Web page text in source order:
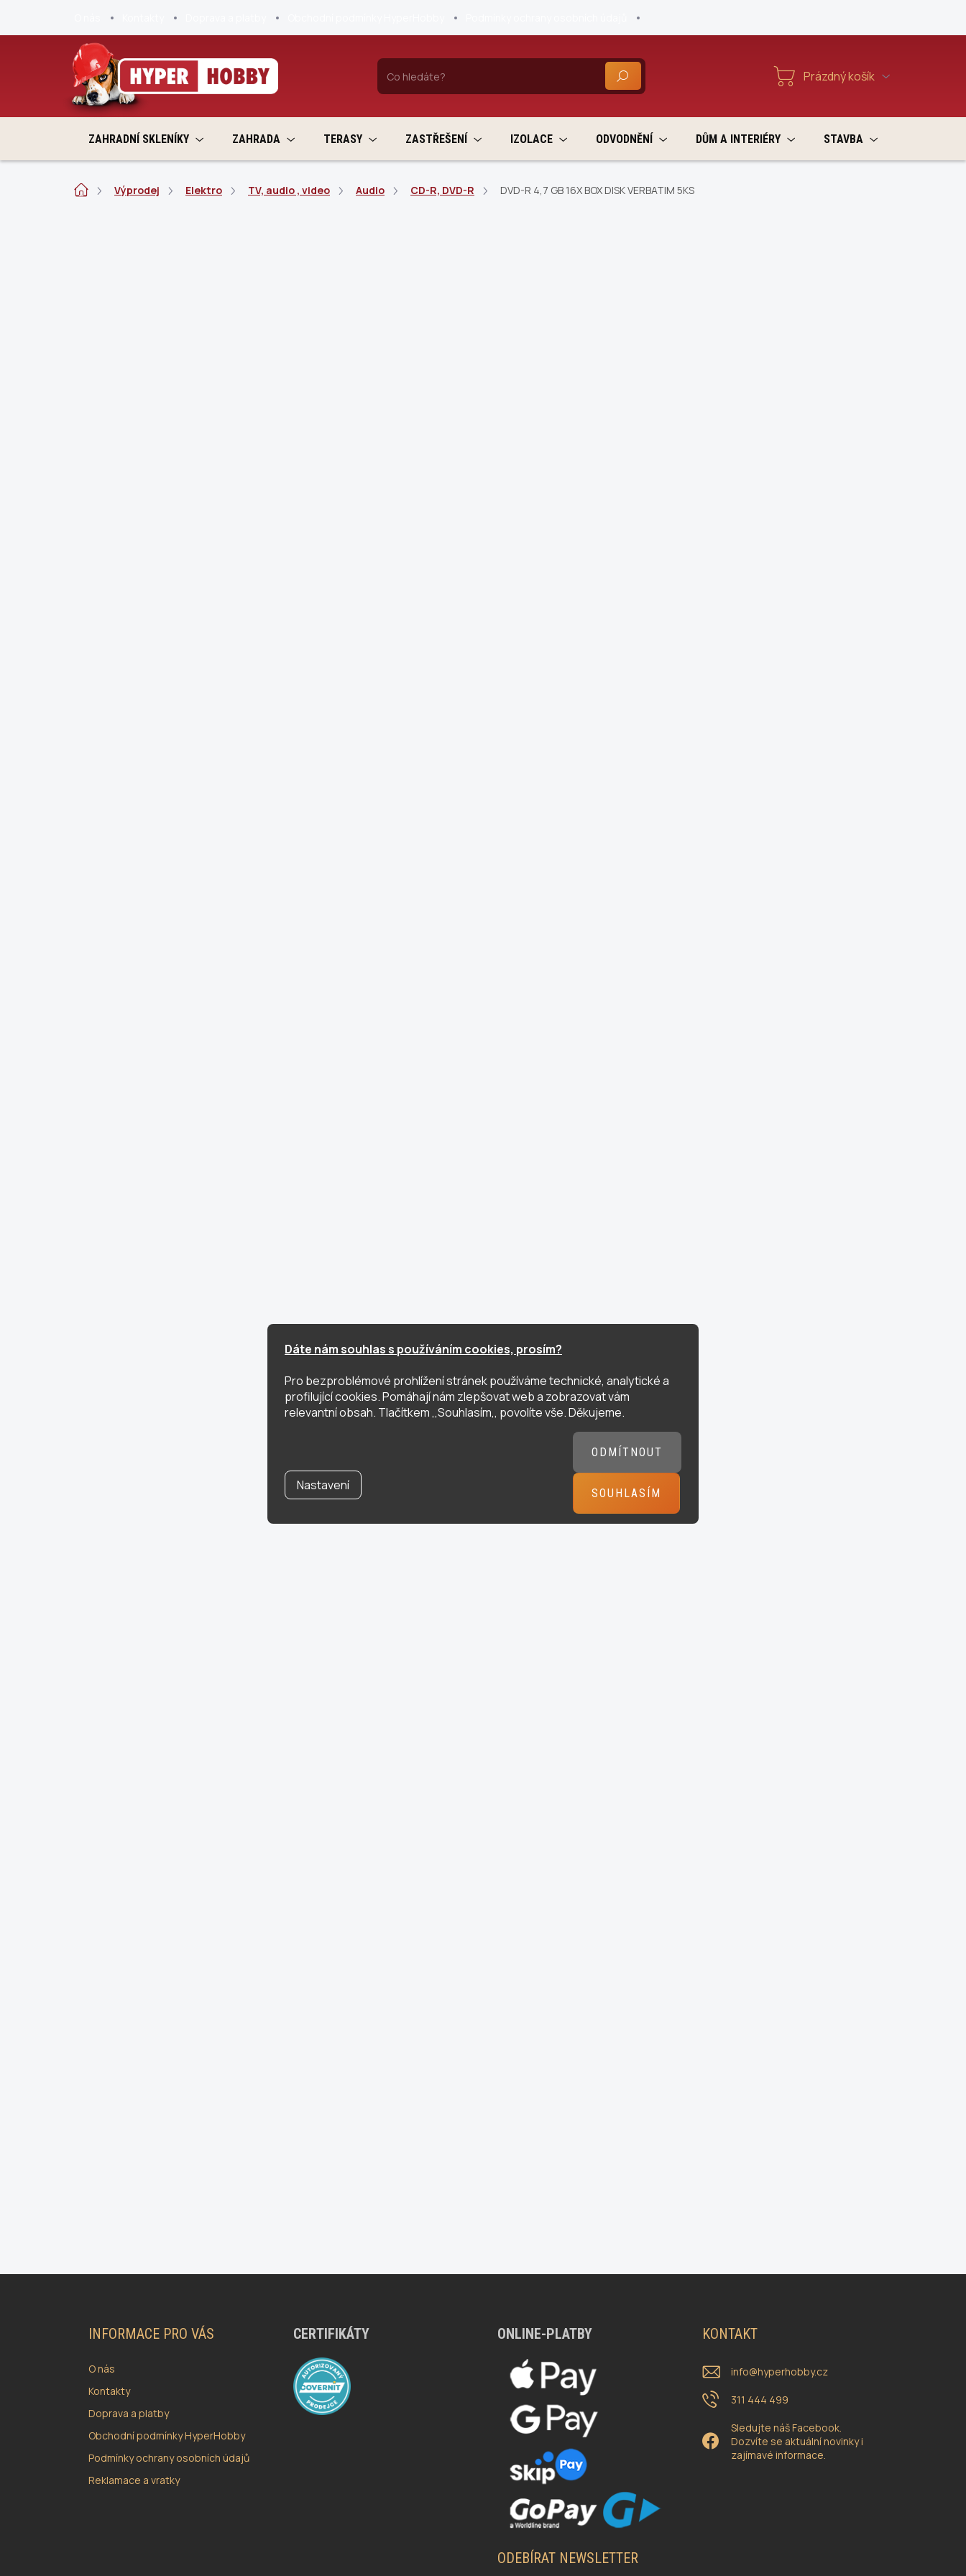
Dáte nám souhlas s používáním cookies, prosím?
Pro bezproblémové prohlížení stránek používáme technické, analytické a
profilující cookies. Pomáhají nám zlepšovat web a zobrazovat vám
relevantní obsah. Tlačítkem ,,Souhlasím,, povolíte vše. Děkujeme.
Nastavení
ODMÍTNOUT
SOUHLASÍM
obsah
HLEDAT Nákupní
Prázdný košík
ZAHRADNÍ SKLENÍKY ZAHRADA TERASY ZASTŘEŠENÍ IZOLACE ODVODNĚNÍ DŮM A INTERIÉRY STAVBA
DomůVýprodej Elektro TV, audio , video Audio CD-R, DVD-R DVD-R 4,7 GB 16X BOX DISK VERBATIM 5KS
INFORMACE PRO VÁS
O nás
Kontakty
Doprava a platby
Obchodní podmínky HyperHobby
Podmínky ochrany osobních údajů
Reklamace a vratky
CERTIFIKÁTY ONLINE-PLATBY KONTAKT
info@hyperhobby.cz
311 444 499
Sledujte náš Facebook.
Dozvíte se aktuální novinky i
zajímavé informace.
ODEBÍRAT NEWSLETTER